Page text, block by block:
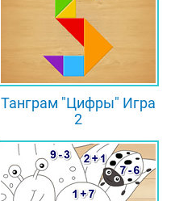
Танграм "Цифры" Игра
2